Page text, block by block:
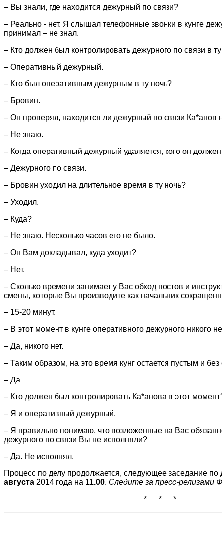
– Вы знали, где находится дежурный по связи?
– Реально - нет. Я слышал телефонные звонки в кунге
принимал – не знал.
– Кто должен был контролировать дежурного по связи в
– Оперативный дежурный.
– Кто был оперативным дежурным в ту ночь?
– Бровин.
– Он проверял, находится ли дежурный по связи Ка*анов
– Не знаю.
– Когда оперативный дежурный удаляется, кого он
– Дежурного по связи.
– Бровин уходил на длительное время в ту ночь?
– Уходил.
– Куда?
– Не знаю. Несколько часов его не было.
– Он Вам докладывал, куда уходит?
– Нет.
– Сколько времени занимает у Вас обход постов и
смены, которые Вы производите как начальник
– 15-20 минут.
– В этот момент в кунге оперативного дежурного никого
– Да, никого нет.
– Таким образом, на это время кунг остается пустым и
– Да.
– Кто должен был контролировать Ка*анова в этот
– Я и оперативный дежурный.
– Я правильно понимаю, что возложенные на Вас
дежурного по связи Вы не исполняли?
– Да. Не исполнял.
Процесс по делу продолжается, следующее заседание по
августа 2014 года на 11.00. Следите за пресс-релизами
* * *